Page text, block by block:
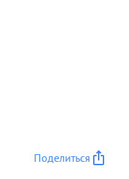
Поделиться